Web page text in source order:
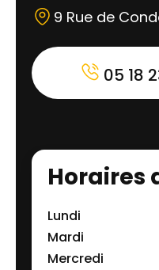
9 Rue de
05 18
Horaires
Lundi
Mardi
Mercredi